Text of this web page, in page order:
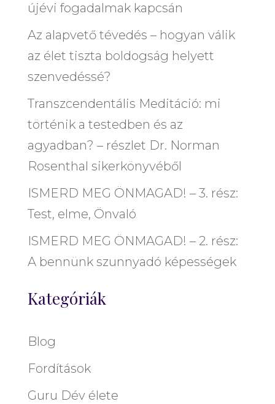
újévi fogadalmak kapcsán
Az alapvető tévedés – hogyan válik
az élet tiszta boldogság helyett
szenvedéssé?
Transzcendentális Meditáció: mi
történik a testedben és az
agyadban? – részlet Dr. Norman
Rosenthal sikerkönyvéből
ISMERD MEG ÖNMAGAD! – 3. rész:
Test, elme, Önvaló
ISMERD MEG ÖNMAGAD! – 2. rész:
A bennünk szunnyadó képességek
Kategóriák
Blog
Fordítások
Guru Dév élete